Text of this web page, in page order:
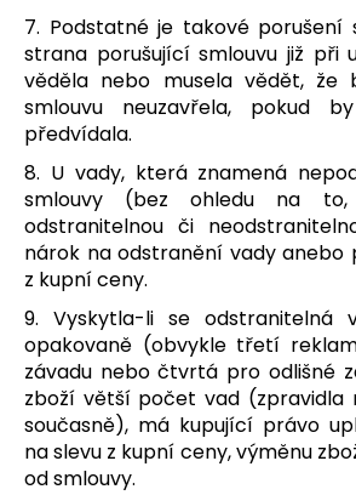
7. Podstatné je takové porušení
strana porušující smlouvu již při
věděla nebo musela vědět, že
smlouvu neuzavřela, pokud
předvídala.
8. U vady, která znamená
smlouvy (bez ohledu na
odstranitelnou či
nárok na odstranění vady anebo
z kupní ceny.
9. Vyskytla-li se odstranitelná
opakovaně (obvykle třetí
závadu nebo čtvrtá pro odlišné
zboží větší počet vad (zpravidla
současně), má kupující právo
na slevu z kupní ceny, výměnu
od smlouvy.